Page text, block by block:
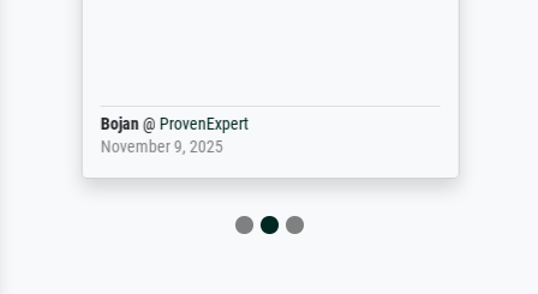
Bojan@ ProvenExpert
November 9, 2025